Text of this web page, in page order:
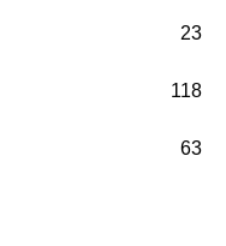
23
118
63